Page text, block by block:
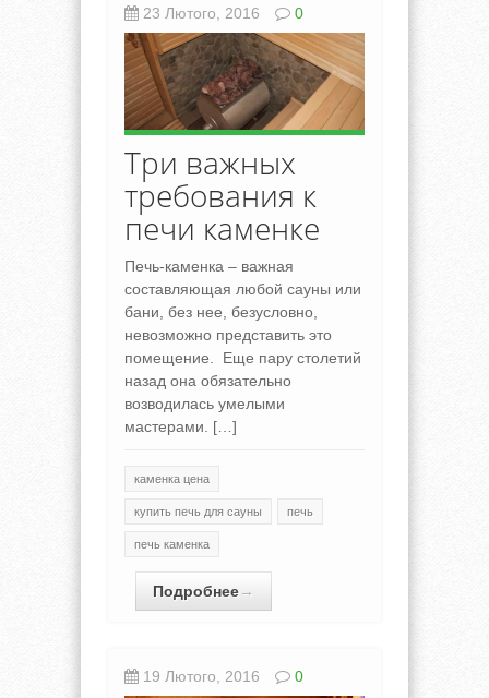
23 Лютого, 2016 0
Три важных
требования к
печи каменке
Печь-каменка – важная
составляющая любой сауны или
бани, без нее, безусловно,
невозможно представить это
помещение. Еще пару столетий
назад она обязательно
возводилась умелыми
мастерами. […]
каменка цена
купить печь для сауны печь
печь каменка
Подробнее→
19 Лютого, 2016 0